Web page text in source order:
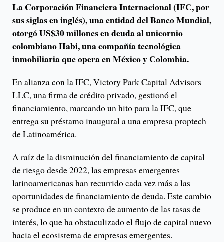
La Corporación Financiera Internacional (IFC, por
sus siglas en inglés), una entidad del Banco Mundial,
otorgó US$30 millones en deuda al unicornio
colombiano Habi, una compañía tecnológica
inmobiliaria que opera en México y Colombia.
En alianza con la IFC, Victory Park Capital Advisors
LLC, una firma de crédito privado, gestionó el
financiamiento, marcando un hito para la IFC, que
entrega su préstamo inaugural a una empresa proptech
de Latinoamérica.
A raíz de la disminución del financiamiento de capital
de riesgo desde 2022, las empresas emergentes
latinoamericanas han recurrido cada vez más a las
oportunidades de financiamiento de deuda. Este cambio
se produce en un contexto de aumento de las tasas de
interés, lo que ha obstaculizado el flujo de capital nuevo
hacia el ecosistema de empresas emergentes.